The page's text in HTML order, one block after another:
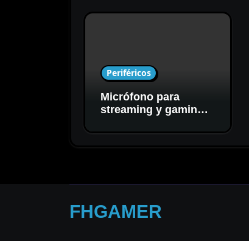
Periféricos
Micrófono para
streaming y gaming:
para tu setup
FHGAMER